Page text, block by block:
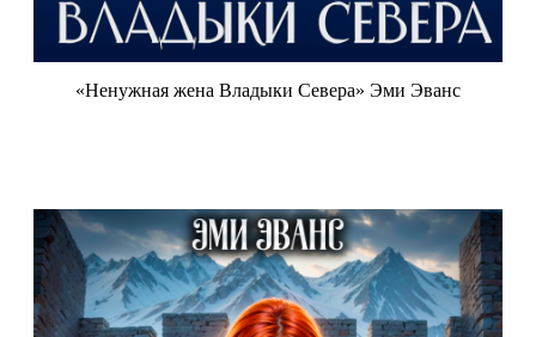
«Ненужная жена Владыки Севера» Эми Эванс